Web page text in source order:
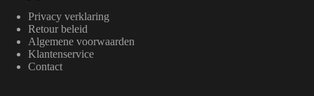
Privacy verklaring
Retour beleid
Algemene voorwaarden
Klantenservice
Contact